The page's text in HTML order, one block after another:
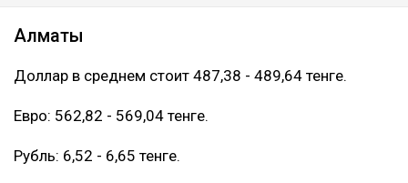
Алматы
Доллар в среднем стоит 487,38 - 489,64 тенге.
Евро: 562,82 - 569,04 тенге.
Рубль: 6,52 - 6,65 тенге.